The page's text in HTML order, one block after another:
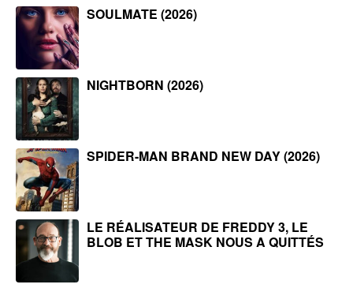
SOULMATE (2026)
NIGHTBORN (2026)
SPIDER-MAN BRAND NEW DAY (2026)
LE RÉALISATEUR DE FREDDY 3, LE
BLOB ET THE MASK NOUS A QUITTÉS